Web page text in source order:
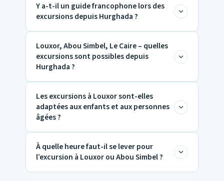
Y a-t-il un guide francophone lors des
excursions depuis Hurghada ?
Oui. Lors de toutes les excursions depuis
Hurghada, unégyptologueagréé par l’État,
de chauffeur, pas d’accompagnateur non
qualifié.
Que ce soit lors de l’excursion d’une
journée à Louxordans la Vallée des Rois,
Louxor, Abou Simbel, Le Caire – quelles
excursions sont possibles depuis
Hurghada ?
Depuis Hurghada, les excursions d’une
journée et de plusieurs jours suivantes
Excursion d’une journée à Louxor :
Temple de Karnak, Temple de Louxor,
Vallée des Rois, Temple de
Les excursions à Louxor sont-elles
adaptées aux enfants et aux personnes
âgées ?
Oui. L’excursion à Louxor depuis
Hurghadaet toutes les autres excursions
À quelle heure faut-il se lever pour
l’excursion à Louxor ou Abou Simbel ?